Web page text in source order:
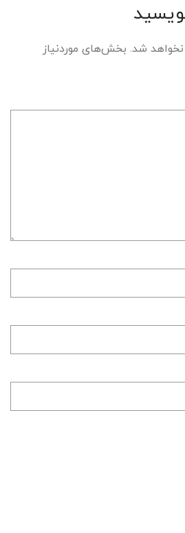
شد. بخش‌های موردنیاز